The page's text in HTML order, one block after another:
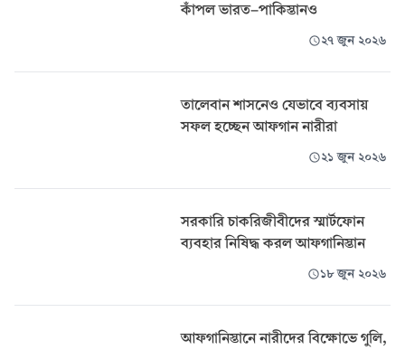
কাঁপল ভারত-পাকিস্তানও
২৭ জুন ২০২৬
তালেবান শাসনেও যেভাবে ব্যবসায়
সফল হচ্ছেন আফগান নারীরা
২১ জুন ২০২৬
সরকারি চাকরিজীবীদের স্মার্টফোন
ব্যবহার নিষিদ্ধ করল আফগানিস্তান
১৮ জুন ২০২৬
আফগানিস্তানে নারীদের বিক্ষোভে গুলি,